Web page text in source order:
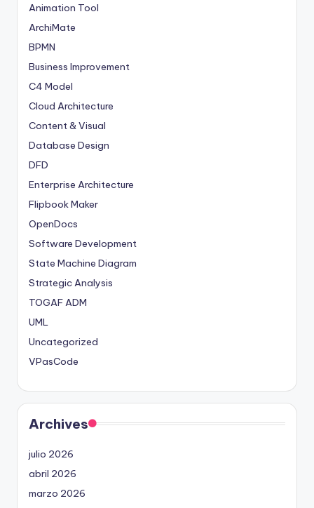
Animation Tool
ArchiMate
BPMN
Business Improvement
C4 Model
Cloud Architecture
Content & Visual
Database Design
DFD
Enterprise Architecture
Flipbook Maker
OpenDocs
Software Development
State Machine Diagram
Strategic Analysis
TOGAF ADM
UML
Uncategorized
VPasCode
Archives
julio 2026
abril 2026
marzo 2026